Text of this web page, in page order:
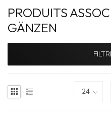
PRODUITS
GÄNZEN